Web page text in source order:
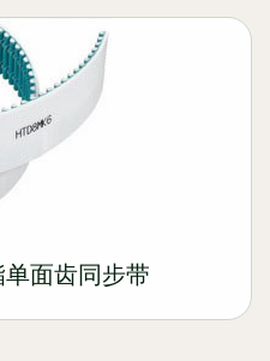
面齿同步带